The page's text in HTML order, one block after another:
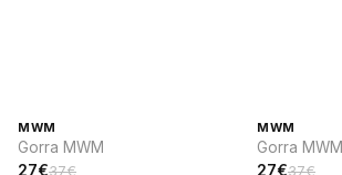
MWM
Gorra MWM
27€37€
MWM
Gorra MWM
27€37€